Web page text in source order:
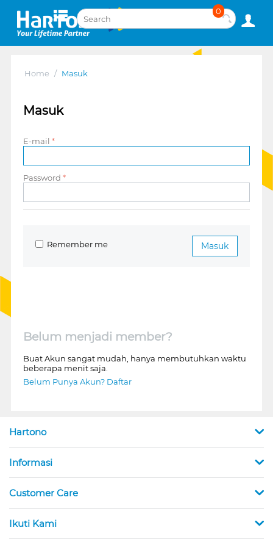
0
Home / Masuk
Masuk
E-mail
Password
Masuk
Remember me
Belum menjadi member?
Buat Akun sangat mudah, hanya membutuhkan waktu
beberapa menit saja.
Belum Punya Akun? Daftar
Hartono
Informasi
Customer Care
Ikuti Kami